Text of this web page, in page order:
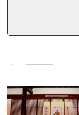
企业招聘
企业会员
关于投稿